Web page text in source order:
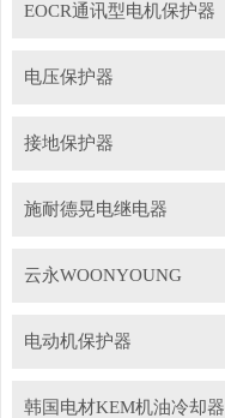
EOCR通讯型电机保护器
电压保护器
接地保护器
施耐德晃电继电器
云永WOONYOUNG
电动机保护器
韩国电材KEM机油冷却器